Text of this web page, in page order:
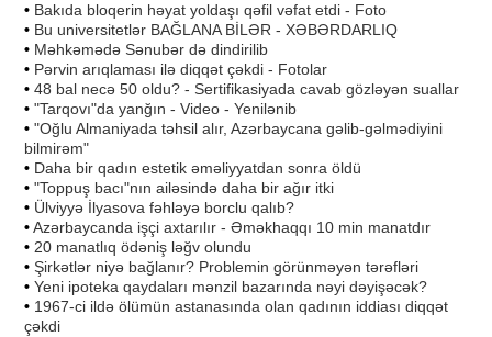
• Bakıda bloqerin həyat yoldaşı qəfil vəfat etdi - Foto
• Bu universitetlər BAĞLANA BİLƏR - XƏBƏRDARLIQ
• Məhkəmədə Sənubər də dindirilib
• Pərvin arıqlaması ilə diqqət çəkdi - Fotolar
• 48 bal necə 50 oldu? - Sertifikasiyada cavab gözləyən suallar
• "Tarqovı"da yanğın - Video - Yenilənib
• "Oğlu Almaniyada təhsil alır, Azərbaycana gəlib-gəlmədiyini
bilmirəm"
• Daha bir qadın estetik əməliyyatdan sonra öldü
• "Toppuş bacı"nın ailəsində daha bir ağır itki
• Ülviyyə İlyasova fəhləyə borclu qalıb?
•Azərbaycanda işçi axtarılır - Əməkhaqqı 10 min manatdır
• 20 manatlıq ödəniş ləğv olundu
• Şirkətlər niyə bağlanır? Problemin görünməyən tərəfləri
• Yeni ipoteka qaydaları mənzil bazarında nəyi dəyişəcək?
• 1967-ci ildə ölümün astanasında olan qadının iddiası diqqət
çəkdi